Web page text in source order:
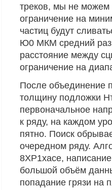
треков, мы не можем
ограничение на
частиц будут
Ю0 МКМ средний
расстояние между
ограничение на
После объединение
толщину подложки
первоначальное
к ряду, на каждом
пятно. Поиск
очередном ряду.
8ХР1хасе,
большой объём
попадание грязи на